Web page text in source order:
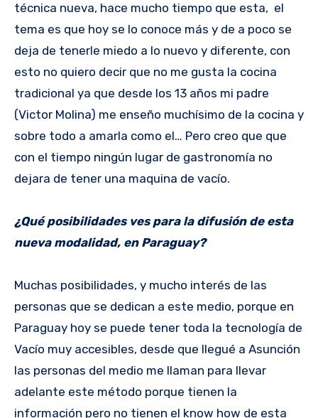
técnica nueva, hace mucho tiempo que esta, el
tema es que hoy se lo conoce más y de a poco se
deja de tenerle miedo a lo nuevo y diferente, con
esto no quiero decir que no me gusta la cocina
tradicional ya que desde los 13 años mi padre
(Victor Molina) me enseño muchísimo de la cocina y
sobre todo a amarla como el… Pero creo que que
con el tiempo ningún lugar de gastronomía no
dejara de tener una maquina de vacío.
¿Qué posibilidades ves para la difusión de esta
nueva modalidad, en Paraguay?
Muchas posibilidades, y mucho interés de las
personas que se dedican a este medio, porque en
Paraguay hoy se puede tener toda la tecnología de
Vacío muy accesibles, desde que llegué a Asunción
las personas del medio me llaman para llevar
adelante este método porque tienen la
información pero no tienen el know how de esta